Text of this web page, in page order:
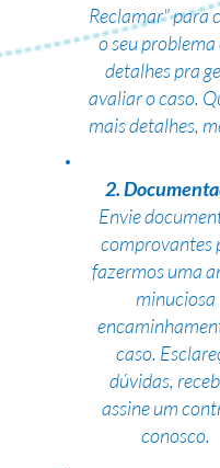
Reclamar" para
o seu problema
detalhes pra
avaliar o caso.
mais detalhes,
2.
Envie
comprovantes
fazermos uma
minuciosa
caso.
dúvidas,
assine um
conosco.